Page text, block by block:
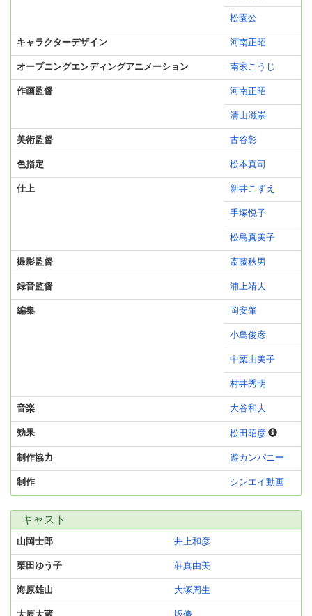
松園公
キャラクターデザイン 河南正昭
オープニングエンディングアニメーション 南家こうじ
作画監督 河南正昭
清山滋崇
美術監督 古谷彰
色指定 松本真司
仕上 新井こずえ
手塚悦子
松島真美子
撮影監督 斎藤秋男
録音監督 浦上靖夫
編集 岡安肇
小島俊彦
中葉由美子
村井秀明
音楽 大谷和夫
効果 松田昭彦
制作協力 遊カンパニー
制作 シンエイ動画
キャスト
山岡士郎 井上和彦
栗田ゆう子 荘真由美
海原雄山 大塚周生